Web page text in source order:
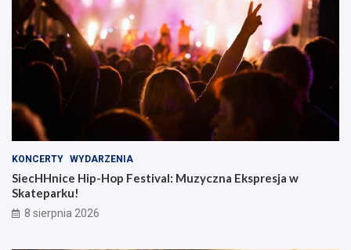
KONCERTY WYDARZENIA
SiecHHnice Hip-Hop Festival: Muzyczna Ekspresja w
Skateparku!
8 sierpnia 2026